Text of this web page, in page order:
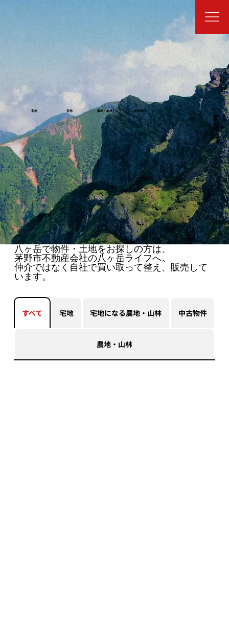
宅地 空地 農地・山林 中古物件
朝倉 宏典八ヶ岳ライフ代表
八ヶ岳で物件・土地をお探しの方は、
茅野市不動産会社の八ヶ岳ライフへ。
仲介ではなく自社で買い取って整え、販売して
います。
すべて 宅地 宅地になる農地・山林 中古物件
農地・山林